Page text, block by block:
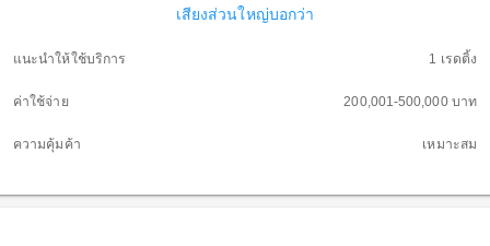
เสียงส่วนใหญ่บอกว่า
แนะนำให้ใช้บริการ 1 เรดติ้ง
ค่าใช้จ่าย 200,001-500,000 บาท
ความคุ้มค้า เหมาะสม